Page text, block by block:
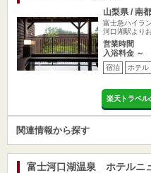
山梨県 / 南
富士急ハイラ
河口湖駅より
営業時間
入浴料金 ～
宿泊 ホテル
楽天トラベル
関連情報から探す
富士河口湖温泉 ホテルニ